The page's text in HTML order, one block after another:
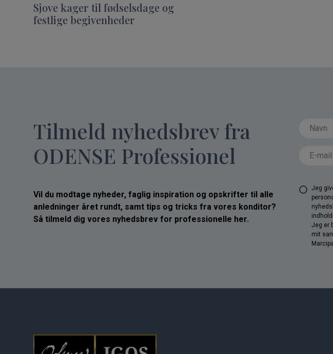
Sjove kager til fødselsdage og
festlige begivenheder
Tilmeld nyhedsbrev fra
ODENSE Professionel
Vil du modtage nyheder, faglig inspiration og opskrifter til alle
anledninger året rundt, samt tips og tricks fra vores konditor?
Så tilmeld dig vores nyhedsbrev for professionelle her.
Jeg
Jeg er
mit